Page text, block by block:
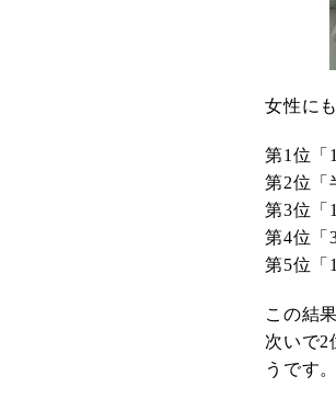
女性に
第1位「
第2位「
第3位「
第4位「
第5位「
この結
次いで2
うです。